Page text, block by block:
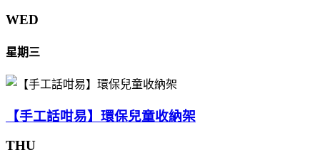
WED
星期三
【手工話咁易】環保兒童收納架
THU